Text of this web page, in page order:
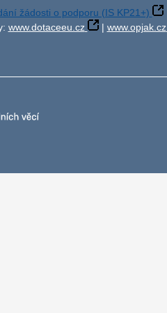
žádosti o podporu (IS KP21+)
www.dotaceeu.cz | www.opjak.cz